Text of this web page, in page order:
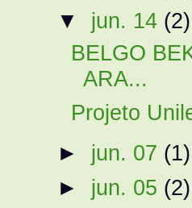
▼ jun. 14 (2)
BELGO
ARA...
Projeto
► jun. 07 (1)
► jun. 05 (2)